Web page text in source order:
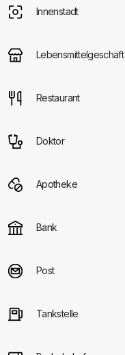
Innenstadt
Lebensmittelgeschäft
Restaurant
Doktor
Apotheke
Bank
Post
Tankstelle